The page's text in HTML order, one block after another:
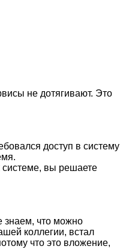
не дотягивают. Это
доступ в систему
системе, вы решаете
знаем, что можно
коллегии, встал
что это вложение,